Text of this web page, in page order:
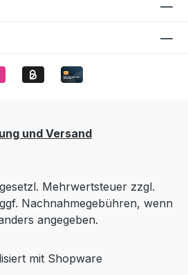
und Versand
Mehrwertsteuer zzgl.
Nachnahmegebühren, wenn
angegeben.
mit Shopware